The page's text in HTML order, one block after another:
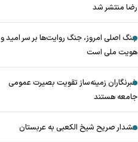
رضا منتشر شد
جنگ اصلی امروز، جنگ روایت‌ها بر سر امید و
هویت ملی است
خبرنگاران زمینه‌ساز تقویت بصیرت عمومی
جامعه هستند
هشدار صریح شیخ الکعبی به عربستان